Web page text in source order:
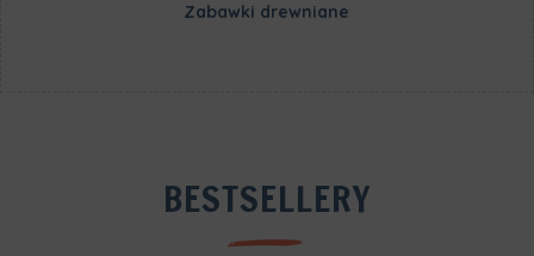
Zabawki drewniane
BESTSELLERY